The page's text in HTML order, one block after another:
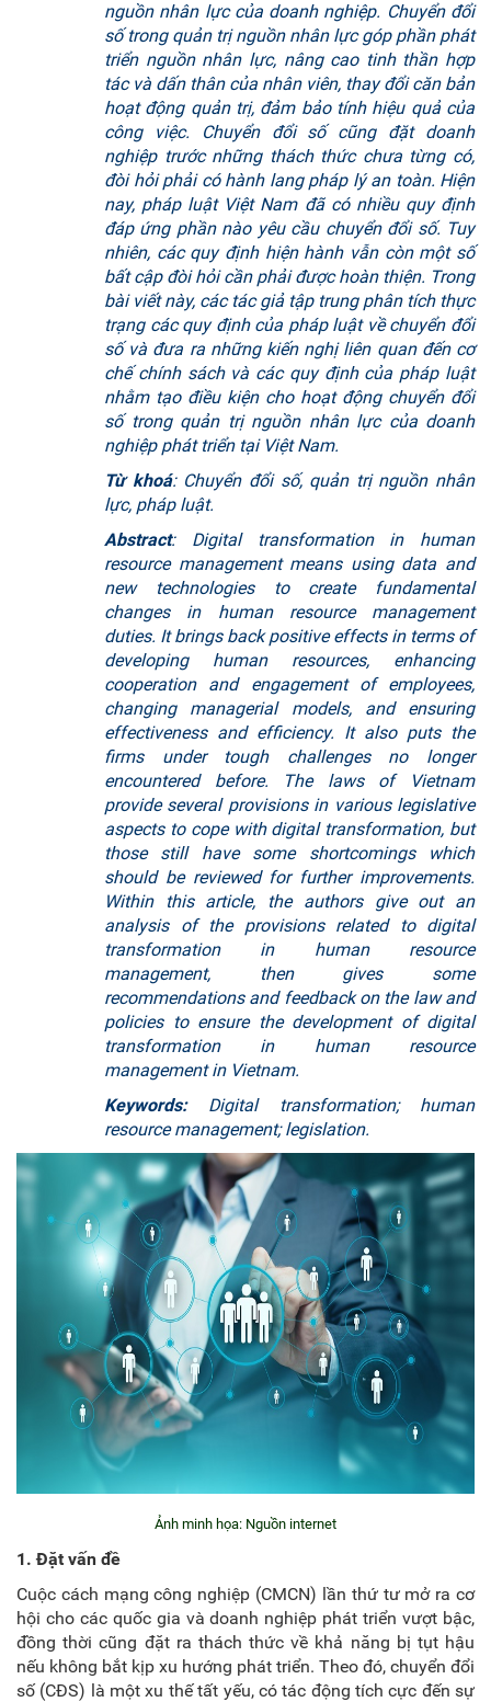
nguồn nhân lực của doanh nghiệp. Chuyển đổi
số trong quản trị nguồn nhân lực góp phần phát
triển nguồn nhân lực, nâng cao tinh thần hợp
tác và dấn thân của nhân viên, thay đổi căn bản
hoạt động quản trị, đảm bảo tính hiệu quả của
công việc. Chuyển đổi số cũng đặt doanh
nghiệp trước những thách thức chưa từng có,
đòi hỏi phải có hành lang pháp lý an toàn. Hiện
nay, pháp luật Việt Nam đã có nhiều quy định
đáp ứng phần nào yêu cầu chuyển đổi số. Tuy
nhiên, các quy định hiện hành vẫn còn một số
bất cập đòi hỏi cần phải được hoàn thiện. Trong
bài viết này, các tác giả tập trung phân tích thực
trạng các quy định của pháp luật về chuyển đổi
số và đưa ra những kiến nghị liên quan đến cơ
chế chính sách và các quy định của pháp luật
nhằm tạo điều kiện cho hoạt động chuyển đổi
số trong quản trị nguồn nhân lực của doanh
nghiệp phát triển tại Việt Nam.
Từ khoá: Chuyển đổi số, quản trị nguồn nhân
lực, pháp luật.
Abstract: Digital transformation in human
resource management means using data and
new technologies to create fundamental
changes in human resource management
duties. It brings back positive effects in terms of
developing human resources, enhancing
cooperation and engagement of employees,
changing managerial models, and ensuring
effectiveness and efficiency. It also puts the
firms under tough challenges no longer
encountered before. The laws of Vietnam
provide several provisions in various legislative
aspects to cope with digital transformation, but
those still have some shortcomings which
should be reviewed for further improvements.
Within this article, the authors give out an
analysis of the provisions related to digital
transformation in human resource
management, then gives some
recommendations and feedback on the law and
policies to ensure the development of digital
transformation in human resource
management in Vietnam.
Keywords:Digital transformation; human
resource management; legislation.
Ảnh minh họa: Nguồn internet
1. Đặt vấn đề
Cuộc cách mạng công nghiệp (CMCN) lần thứ tư mở ra cơ
hội cho các quốc gia và doanh nghiệp phát triển vượt bậc,
đồng thời cũng đặt ra thách thức về khả năng bị tụt hậu
nếu không bắt kịp xu hướng phát triển. Theo đó, chuyển đổi
số (CĐS) là một xu thế tất yếu, có tác động tích cực đến sự